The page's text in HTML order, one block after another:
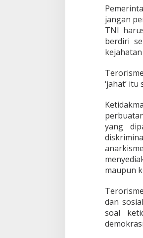
n
jangan
TNI
berdiri
‘jahat’
yang
maupun
dan
soal